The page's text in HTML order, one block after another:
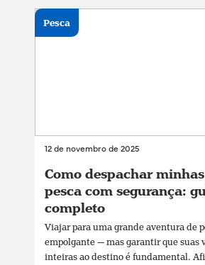
12 de novembro de 2025
Como despachar
pesca com segurança:
completo
Viajar para uma grande aventura de
empolgante — mas garantir que suas
inteiras ao destino é fundamental.
Pesca